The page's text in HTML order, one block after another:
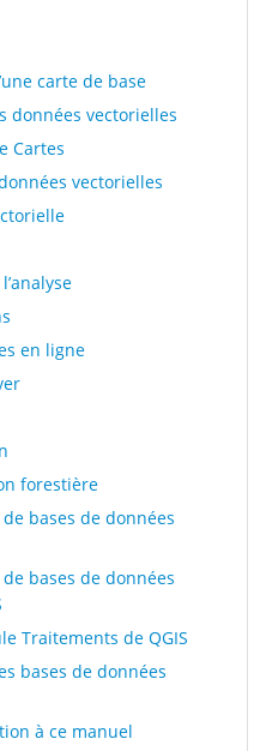
carte de base
données vectorielles
Cartes
vectorielles
en ligne
forestière
bases de données
bases de données
Traitements de QGIS
bases de données
à ce manuel